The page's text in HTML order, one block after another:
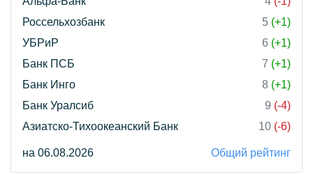
Россельхозбанк
5 (+1)
УБРиР
6 (+1)
Банк ПСБ
7 (+1)
Банк Инго
8 (+1)
Банк Уралсиб
9 (-4)
Азиатско-Тихоокеанский Банк
10 (-6)
на 06.08.2026 Общий рейтинг